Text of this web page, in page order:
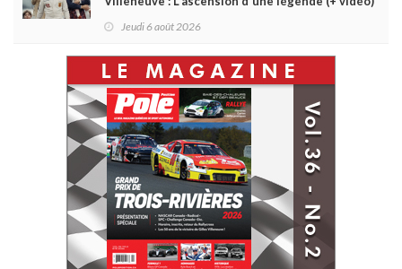
Jeudi 6 août 2026